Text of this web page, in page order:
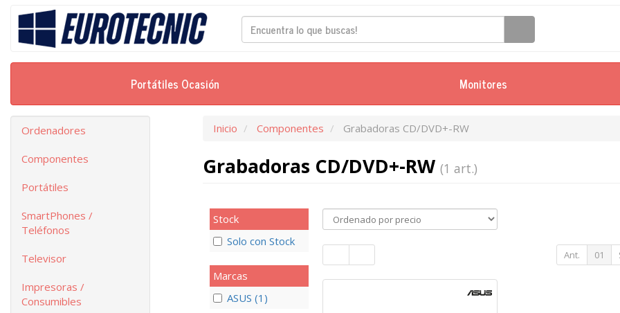
Portátiles Ocasión Monitores
Ordenadores
Componentes
Portátiles
SmartPhones /
Teléfonos
Televisor
Impresoras /
Consumibles
Inicio Componentes Grabadoras CD/DVD+-RW
Grabadoras CD/DVD+-RW (1 art.)
Stock
Solo con Stock
Marcas
ASUS (1)
Ant. 01